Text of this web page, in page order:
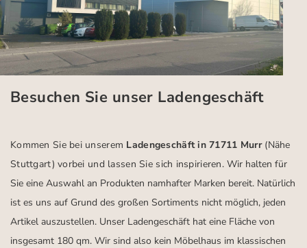
Besuchen Sie unser Ladengeschäft
Kommen Sie bei unserem Ladengeschäft in 71711 Murr (Nähe
Stuttgart) vorbei und lassen Sie sich inspirieren.Wir halten für
Sie eine Auswahl an Produkten namhafter Marken bereit. Natürlich
ist es uns auf Grund des großen Sortiments nicht möglich, jeden
Artikel auszustellen. Unser Ladengeschäft hat eine Fläche von
insgesamt 180 qm. Wir sind also kein Möbelhaus im klassischen